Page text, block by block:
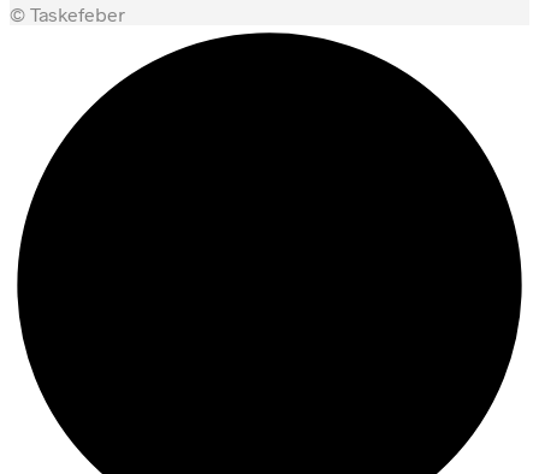
© Taskefeber